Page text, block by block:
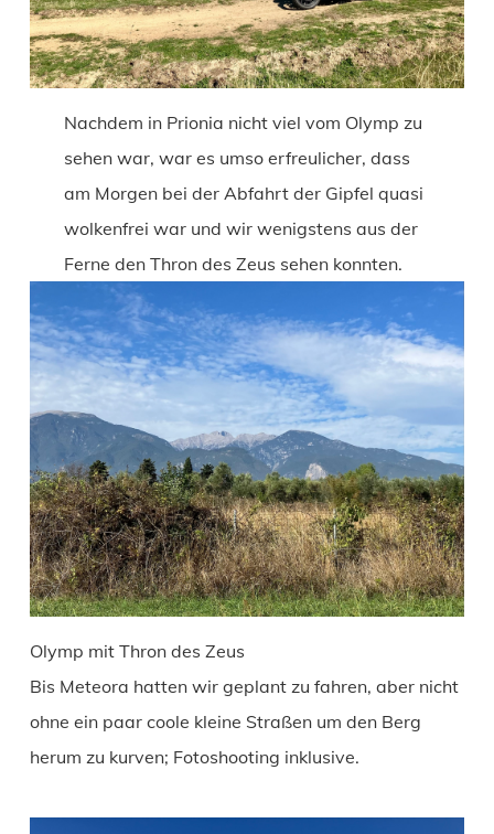
Nachdem in Prionia nicht viel vom Olymp zu
sehen war, war es umso erfreulicher, dass
am Morgen bei der Abfahrt der Gipfel quasi
wolkenfrei war und wir wenigstens aus der
Ferne den Thron des Zeus sehen konnten.
Olymp mit Thron des Zeus
Bis Meteora hatten wir geplant zu fahren, aber nicht
ohne ein paar coole kleine Straßen um den Berg
herum zu kurven; Fotoshooting inklusive.